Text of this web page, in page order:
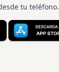
tu teléfono.